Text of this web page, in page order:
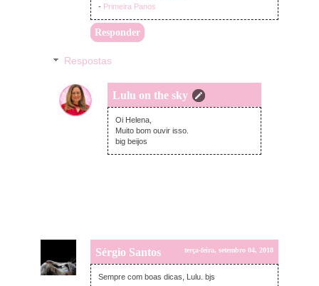
- Primeira Panos
Responder
Respostas
Lulu on the sky
segunda-feira, setembro 03, 2018
Oi Helena,
Muito bom ouvir isso.
big beijos
Sérgio Santos terça-feira, setembro 04, 2018
Sempre com boas dicas, Lulu. bjs